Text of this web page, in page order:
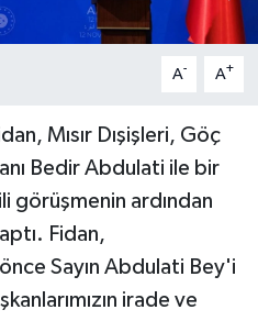
A- A+
Mısır Dışişleri, Göç
Bedir Abdulati ile bir
görüşmenin ardından
Fidan,
Sayın Abdulati Bey'i
irade ve